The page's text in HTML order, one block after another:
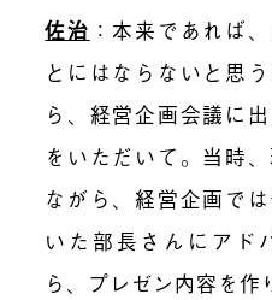
佐治 ：本来であれば
とにはならないと思
ら、経営企画会議に
をいただいて。当時
ながら、経営企画で
いた部長さんにアド
ら、プレゼン内容を作